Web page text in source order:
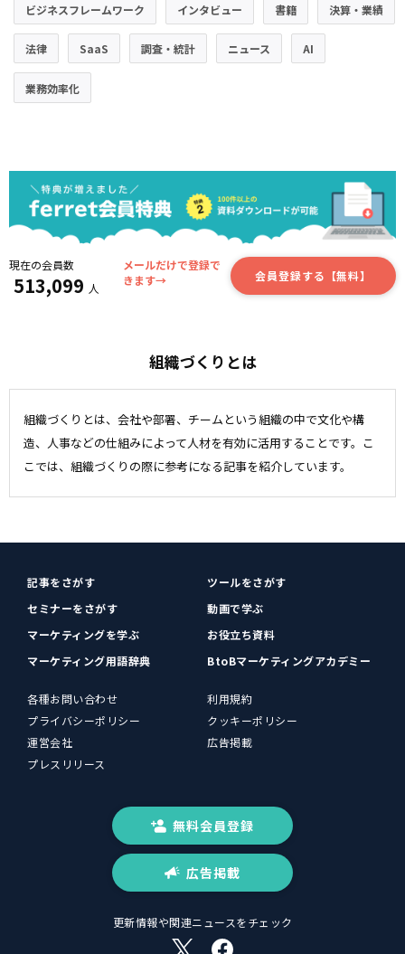
ビジネスフレームワーク インタビュー 書籍 決算・業績
法律 SaaS 調査・統計 ニュース AI
業務効率化
現在の会員数
513,099 人
メールだけで登録で
きます→
会員登録する【無料】
組織づくりとは
組織づくりとは、会社や部署、チームという組織の中で文化や構
造、人事などの仕組みによって人材を有効に活用することです。こ
こでは、組織づくりの際に参考になる記事を紹介しています。
記事をさがす
ツールをさがす
セミナーをさがす
動画で学ぶ
マーケティングを学ぶ
お役立ち資料
マーケティング用語辞典
BtoBマーケティングアカデミー
各種お問い合わせ
利用規約
プライバシーポリシー
クッキーポリシー
運営会社
広告掲載
プレスリリース
無料会員登録
広告掲載
更新情報や関連ニュースをチェック